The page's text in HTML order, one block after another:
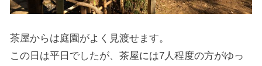
茶屋からは庭園がよく見渡せます。
この日は平日でしたが、茶屋には7人程度の方がゆっ